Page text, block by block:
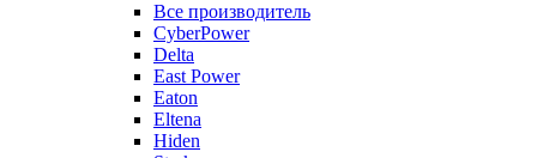
Все производитель
CyberPower
Delta
East Power
Eaton
Eltena
Hiden